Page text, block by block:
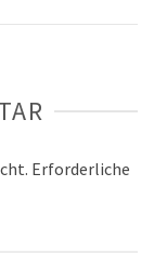
Erforderliche